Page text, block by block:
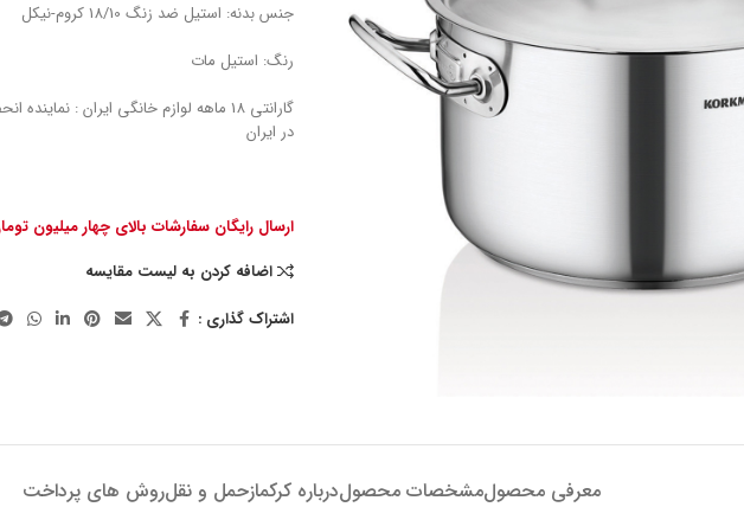
جنس بدنه: استیل ضد زنگ 18/10 کروم-نیکل
رنگ: استیل مات
گارانتی 18 ماهه لوازم خانگی ایران :
در ایران
ارسال رایگان سفارشات بالای چهار میلیون
اضافه کردن به لیست مقایسه
اشتراک گذاری :
معرفی محصولمشخصات محصولدرباره کرکمازحمل و نقلروش های پرداخت